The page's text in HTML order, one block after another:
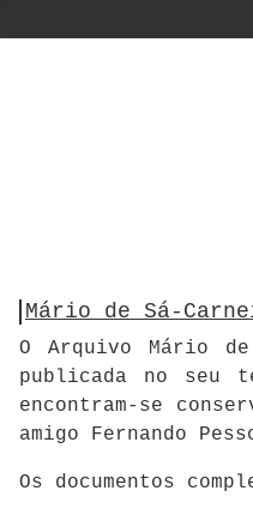
Mário de Sá-
O Arquivo Mário
publicada no seu
encontram-se
amigo Fernando
Os documentos